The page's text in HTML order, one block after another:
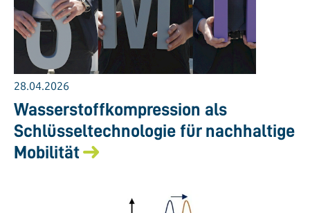
28.04.2026
Wasserstoffkompression als
Schlüsseltechnologie für nachhaltige
Mobilität